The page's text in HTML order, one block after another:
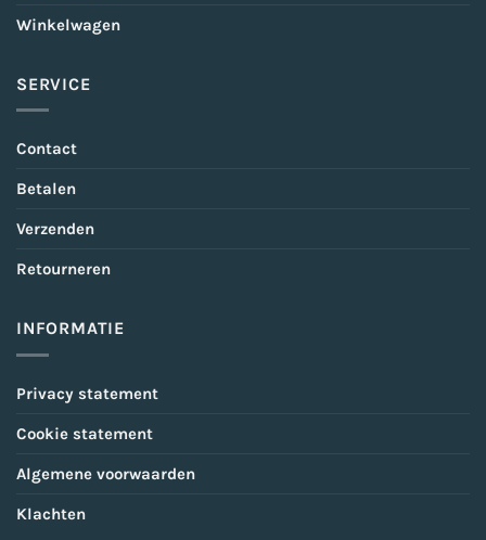
Winkelwagen
SERVICE
Contact
Betalen
Verzenden
Retourneren
INFORMATIE
Privacy statement
Cookie statement
Algemene voorwaarden
Klachten